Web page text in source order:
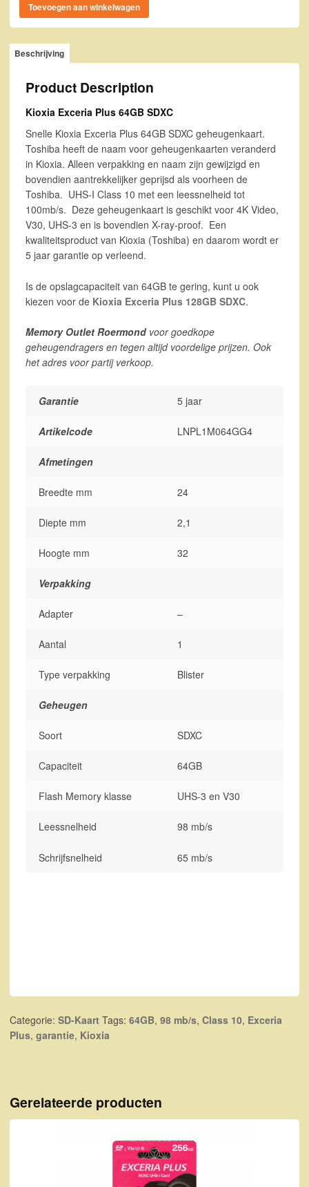
Toevoegen aan winkelwagen
Beschrijving
Product Description
Kioxia Exceria Plus 64GB SDXC
Snelle Kioxia Exceria Plus 64GB SDXC geheugenkaart.
Toshiba heeft de naam voor geheugenkaarten veranderd
in Kioxia. Alleen verpakking en naam zijn gewijzigd en
bovendien aantrekkelijker geprijsd als voorheen de
Toshiba. UHS-I Class 10 met een leessnelheid tot
100mb/s. Deze geheugenkaart is geschikt voor 4K Video,
V30, UHS-3 en is bovendien X-ray-proof. Een
kwaliteitsproduct van Kioxia (Toshiba) en daarom wordt er
5 jaar garantie op verleend.
Is de opslagcapaciteit van 64GB te gering, kunt u ook
kiezen voor de Kioxia Exceria Plus 128GB SDXC.
Memory Outlet Roermondvoor goedkope
geheugendragers en tegen altijd voordelige prijzen. Ook
het adres voor partij verkoop.
Garantie 5 jaar
Artikelcode LNPL1M064GG4
Afmetingen
Breedte mm 24
Diepte mm 2,1
Hoogte mm 32
Verpakking
Adapter –
Aantal 1
Type verpakking Blister
Geheugen
Soort SDXC
Capaciteit 64GB
Flash Memory klasse UHS-3 en V30
Leessnelheid
Schrijfsnelheid
98 mb/s
65 mb/s
Categorie: SD-Kaart Tags: 64GB, 98 mb/s, Class 10, Exceria
Plus, garantie, Kioxia
Gerelateerde producten